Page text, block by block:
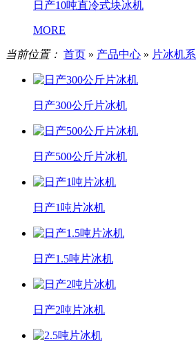
日产10吨直冷式块冰机
MORE
当前位置： 首页 » 产品中心 » 片冰机
日产300公斤片冰机
日产500公斤片冰机
日产1吨片冰机
日产1.5吨片冰机
日产2吨片冰机